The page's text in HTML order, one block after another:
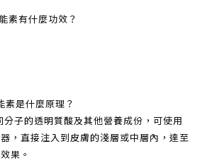
素有什麼功效？
是什麼原理？
分子的透明質酸及其他營養成份，可使用
，直接注入到皮膚的淺層或中層內，達至
果。